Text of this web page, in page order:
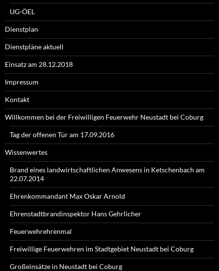
UG-ÖEL
Dienstplan
Dienstpläne aktuell
Einsatz am 28.12.2018
Impressum
Kontakt
Willkommen bei der Freiwilligen Feuerwehr Neustadt bei Coburg
Tag der offenen Tür am 17.09.2016
Wissenwertes
Brand eines landwirtschaftlichen Anwesens in Ketschenbach am
22.07.2014
Ehrenkommandant Max Oskar Arnold
Ehrenstadtbrandinspektor Hans Gehrlicher
Feuerwehrehrenmal
Freiwillige Feuerwehren im Stadtgebiet Neustadt bei Coburg
Großeinsätze in Neustadt bei Coburg